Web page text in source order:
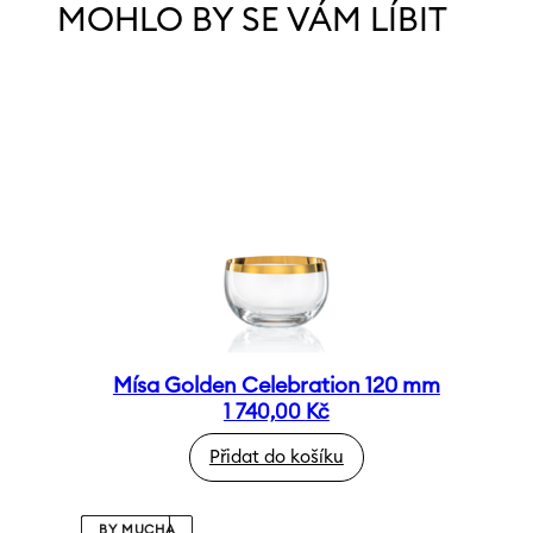
MOHLO BY SE VÁM LÍBIT
Mísa Golden Celebration 120 mm
1 740,00 Kč
Přidat do košíku
BY MUCHA